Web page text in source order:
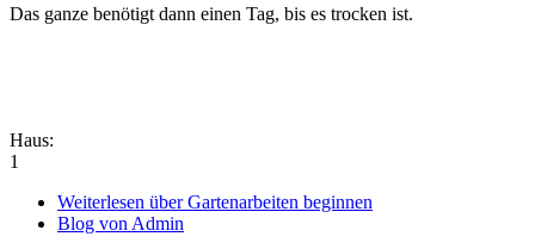
Das ganze benötigt dann einen Tag, bis es trocken ist.
Haus:
1
Weiterlesen über Gartenarbeiten beginnen
Blog von Admin